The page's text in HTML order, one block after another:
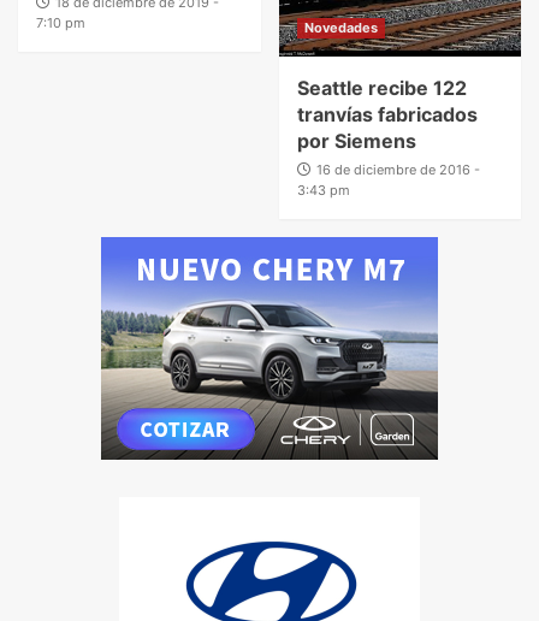
7:10 pm
Novedades
Seattle recibe 122
tranvías fabricados
por Siemens
16 de diciembre de 2016 -
3:43 pm